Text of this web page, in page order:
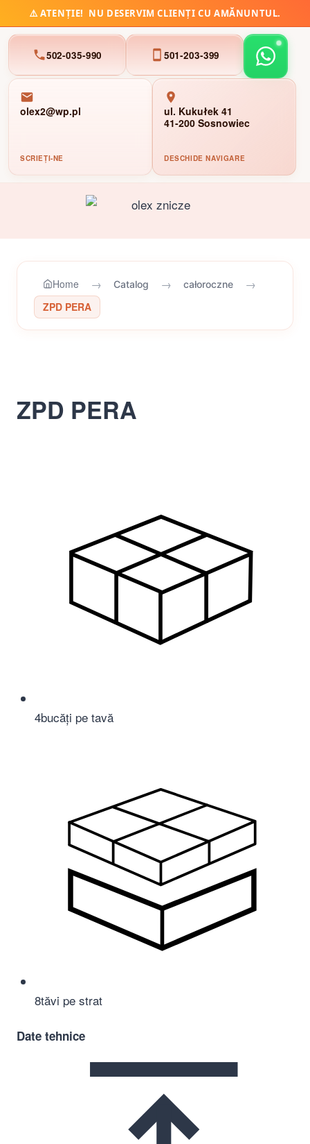
⚠️ATENȚIE! NU DESERVIM CLIENȚI CU AMĂNUNTUL.
502-035-990 501-203-399
olex2@wp.pl
SCRIEȚI-NE
ul. Kukułek 41
41-200 Sosnowiec
DESCHIDE NAVIGARE
Home → Catalog → całoroczne →
ZPD PERA
ZPD PERA
4bucăți pe tavă
8tăvi pe strat
Date tehnice